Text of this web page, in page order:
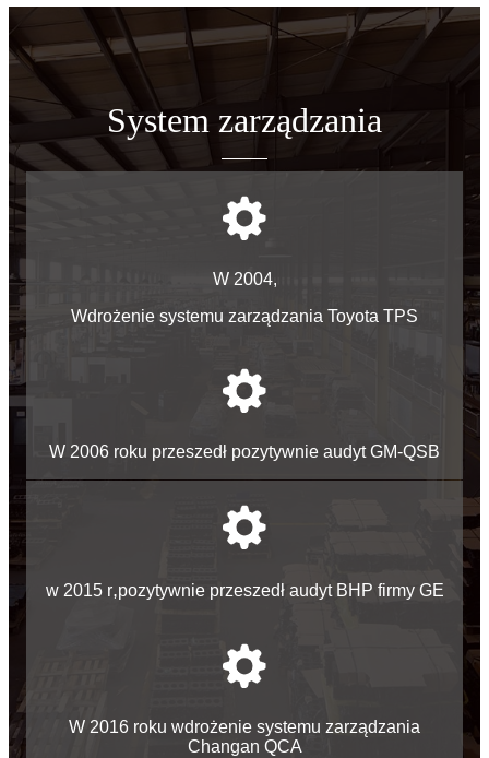
System zarządzania
W 2004,
Wdrożenie systemu zarządzania Toyota TPS
W 2006 roku przeszedł pozytywnie audyt GM-QSB
w 2015 r,pozytywnie przeszedł audyt BHP firmy GE
W 2016 roku wdrożenie systemu zarządzania
Changan QCA